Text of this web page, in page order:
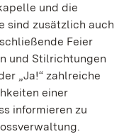
und die
sind zusätzlich auch
Feier
und Stilrichtungen
„Ja!“ zahlreiche
einer
informieren zu